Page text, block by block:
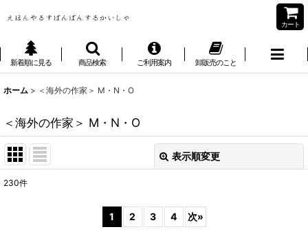
カート
新着順に見る 商品検索 ご利用案内 卸販売のこと
ホーム > ＜海外の作家＞ M・N・O
＜海外の作家＞ M・N・O
表示順変更
サブカテゴリ
230件
1 2 3 4 次»